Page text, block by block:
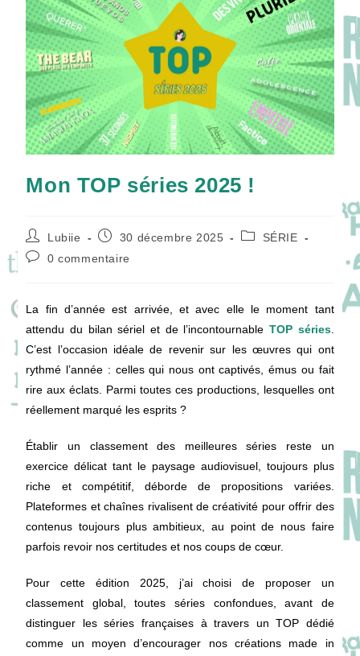
Mon TOP séries 2025 !
Auteur/autrice
de
la
Lubiie
Publication
30 décembre 2025
PostSÉRIE
Commentaires
0 commentaire
La fin d’année est arrivée, et avec elle le moment tant
attendu du bilan sériel et de l’incontournable TOP séries.
C’est l’occasion idéale de revenir sur les œuvres qui ont
rythmé l’année : celles qui nous ont captivés, émus ou fait
rire aux éclats. Parmi toutes ces productions, lesquelles ont
réellement marqué les esprits ?
Établir un classement des meilleures séries reste un
exercice délicat tant le paysage audiovisuel, toujours plus
riche et compétitif, déborde de propositions variées.
Plateformes et chaînes rivalisent de créativité pour offrir des
contenus toujours plus ambitieux, au point de nous faire
parfois revoir nos certitudes et nos coups de cœur.
Pour cette édition 2025, j’ai choisi de proposer un
classement global, toutes séries confondues, avant de
distinguer les séries françaises à travers un TOP dédié
comme un moyen d’encourager nos créations made in